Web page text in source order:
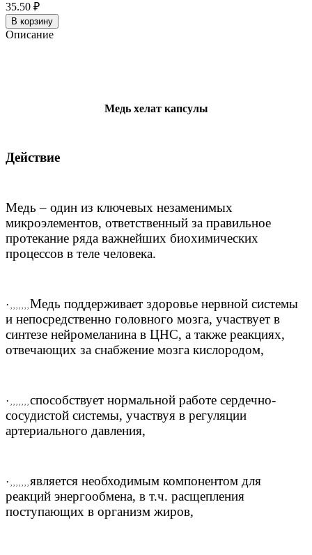
35.50 ₽
В корзину
Описание
Медь хелат капсулы
Действие
Медь – один из ключевых незаменимых
микроэлементов, ответственный за правильное
протекание ряда важнейших биохимических
процессов в теле человека.
· , , , , , , , Медь поддерживает здоровье нервной системы
и непосредственно головного мозга, участвует в
синтезе нейромеланина в ЦНС, а также реакциях,
отвечающих за снабжение мозга кислородом,
· , , , , , , , способствует нормальной работе сердечно-
сосудистой системы, участвуя в регуляции
артериального давления,
· , , , , , , , является необходимым компонентом для
реакций энергообмена, в т.ч. расщепления
поступающих в организм жиров,